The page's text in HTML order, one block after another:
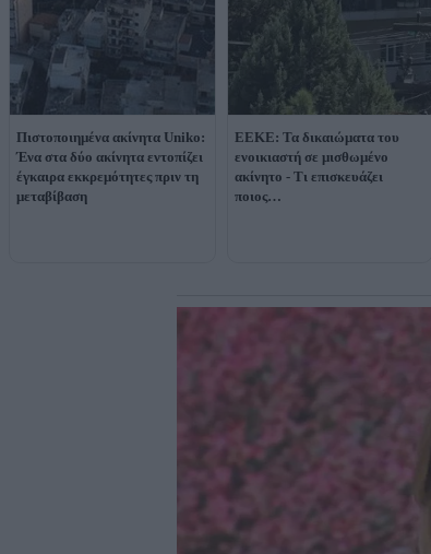
Πιστοποιημένα ακίνητα Uniko:
Ένα στα δύο ακίνητα εντοπίζει
έγκαιρα εκκρεμότητες πριν τη
μεταβίβαση
ΕΕΚΕ: Τα δικαιώματα του
ενοικιαστή σε μισθωμένο
ακίνητο - Τι επισκευάζει
ποιος…